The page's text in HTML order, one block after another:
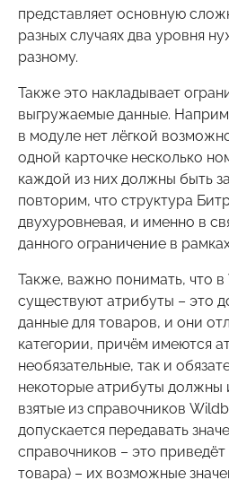
представляет основную
разных случаях два уровня
разному.
Также это накладывает
выгружаемые данные.
в модуле нет лёгкой
одной карточке несколько
каждой из них должны быть
повторим, что структура
двухуровневая, и именно в
данного ограничение в
Также, важно понимать, что
существуют атрибуты – это
данные для товаров, и они
категории, причём имеются
необязательные, так и
некоторые атрибуты должны
взятые из справочников
допускается передавать
справочников – это приведёт
товара) – их возможные